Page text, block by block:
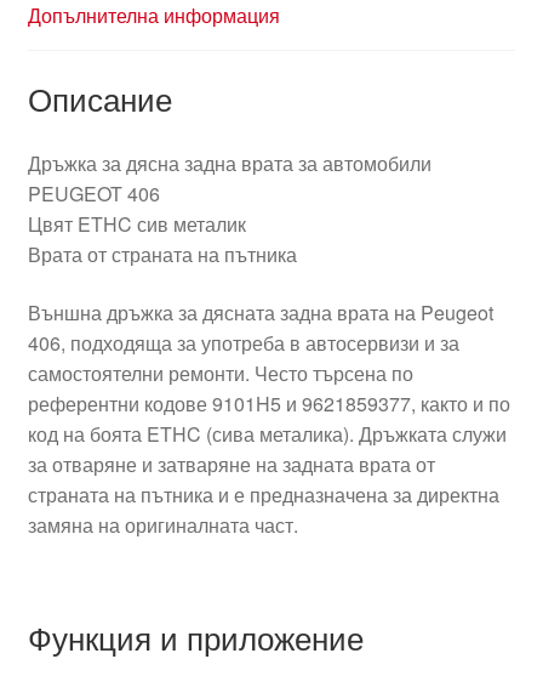
Допълнителна информация
Описание
Дръжка за дясна задна врата за автомобили
PEUGEOT 406
Цвят ETHC сив металик
Врата от страната на пътника
Външна дръжка за дясната задна врата на Peugeot
406, подходяща за употреба в автосервизи и за
самостоятелни ремонти. Често търсена по
референтни кодове 9101H5 и 9621859377, както и по
код на боята ETHC (сива металика). Дръжката служи
за отваряне и затваряне на задната врата от
страната на пътника и е предназначена за директна
замяна на оригиналната част.
Функция и приложение